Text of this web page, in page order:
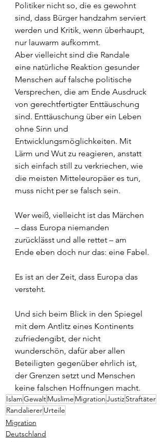
Politiker nicht so, die es gewohnt
sind, dass Bürger handzahm serviert
werden und Kritik, wenn überhaupt,
nur lauwarm aufkommt.
Aber vielleicht sind die Randale
eine natürliche Reaktion gesunder
Menschen auf falsche politische
Versprechen, die am Ende Ausdruck
von gerechtfertigter Enttäuschung
sind. Enttäuschung über ein Leben
ohne Sinn und
Entwicklungsmöglichkeiten. Mit
Lärm und Wut zu reagieren, anstatt
sich einfach still zu verkriechen, wie
die meisten Mitteleuropäer es tun,
muss nicht per se falsch sein.
Wer weiß, vielleicht ist das Märchen
– dass Europa niemanden
zurücklässt und alle rettet – am
Ende eben doch nur das: eine Fabel.
Es ist an der Zeit, dass Europa das
versteht.
Und sich beim Blick in den Spiegel
mit dem Antlitz eines Kontinents
zufriedengibt, der nicht
wunderschön, dafür aber allen
Beteiligten gegenüber ehrlich ist,
der Grenzen setzt und Menschen
keine falschen Hoffnungen macht.
IslamGewaltMuslime MigrationJustizStraftäter
RandaliererUrteile
Migration
Deutschland